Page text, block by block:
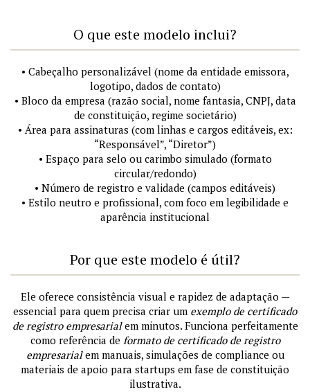
O que este modelo inclui?
• Cabeçalho personalizável (nome da entidade emissora,
logotipo, dados de contato)
• Bloco da empresa (razão social, nome fantasia, CNPJ, data
de constituição, regime societário)
• Área para assinaturas (com linhas e cargos editáveis, ex:
“Responsável”, “Diretor”)
• Espaço para selo ou carimbo simulado (formato
circular/redondo)
• Número de registro e validade (campos editáveis)
• Estilo neutro e profissional, com foco em legibilidade e
aparência institucional
Por que este modelo é útil?
Ele oferece consistência visual e rapidez de adaptação —
essencial para quem precisa criar um exemplo de certificado
de registro empresarialem minutos. Funciona perfeitamente
como referência de formato de certificado de registro
empresarialem manuais, simulações de compliance ou
materiais de apoio para startups em fase de constituição
ilustrativa.